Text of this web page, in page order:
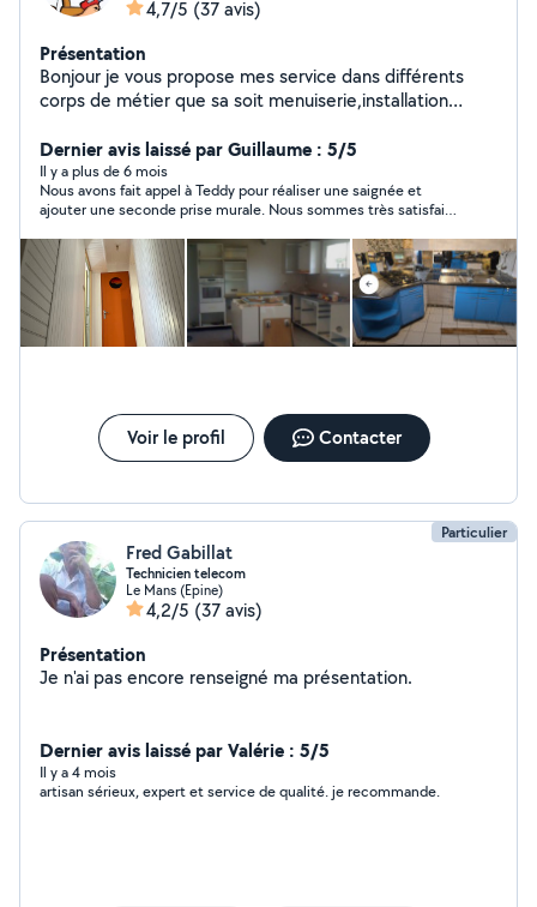
4,7/5 (37 avis)
Présentation
Bonjour je vous propose mes service dans différents
corps de métier que sa soit menuiserie,installation
travail soigner avec expérience cdlt
Dernier avis laissé par Guillaume : 5/5
Il y a plus de 6 mois
Nous avons fait appel à Teddy pour réaliser une saignée et
ajouter une seconde prise murale. Nous sommes très satisfait
prix très compétitif. Merci
Voir le profil Contacter
Particulier
Fred Gabillat
Technicien telecom
Le Mans (Epine)
4,2/5 (37 avis)
Présentation
Je n'ai pas encore renseigné ma présentation.
Dernier avis laissé par Valérie : 5/5
Il y a 4 mois
artisan sérieux, expert et service de qualité. je recommande.